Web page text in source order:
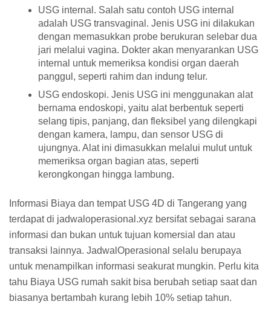
USG internal. Salah satu contoh USG internal
adalah USG transvaginal. Jenis USG ini dilakukan
dengan memasukkan probe berukuran selebar dua
jari melalui vagina. Dokter akan menyarankan USG
internal untuk memeriksa kondisi organ daerah
panggul, seperti rahim dan indung telur.
USG endoskopi. Jenis USG ini menggunakan alat
bernama endoskopi, yaitu alat berbentuk seperti
selang tipis, panjang, dan fleksibel yang dilengkapi
dengan kamera, lampu, dan sensor USG di
ujungnya. Alat ini dimasukkan melalui mulut untuk
memeriksa organ bagian atas, seperti
kerongkongan hingga lambung.
Informasi Biaya dan tempat USG 4D di Tangerang yang
terdapat di jadwaloperasional.xyz bersifat sebagai sarana
informasi dan bukan untuk tujuan komersial dan atau
transaksi lainnya. JadwalOperasional selalu berupaya
untuk menampilkan informasi seakurat mungkin. Perlu kita
tahu Biaya USG rumah sakit bisa berubah setiap saat dan
biasanya bertambah kurang lebih 10% setiap tahun.